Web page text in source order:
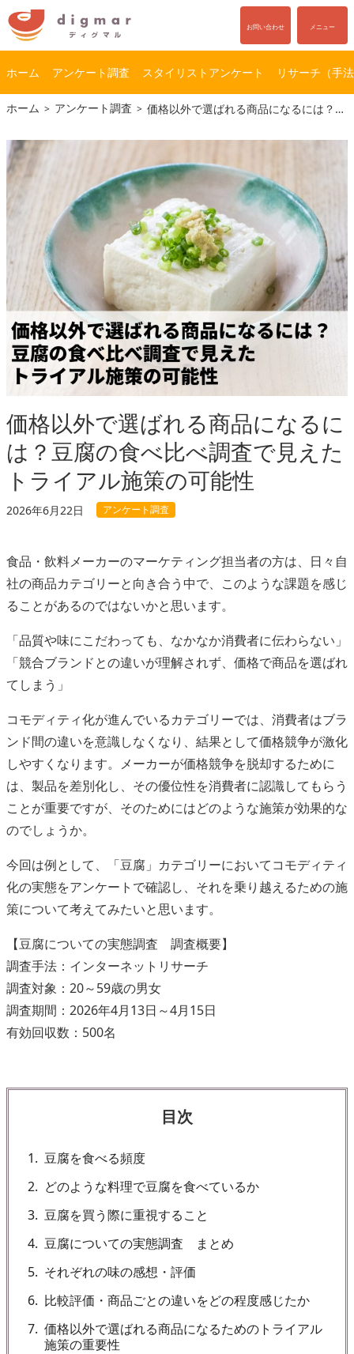
コ
ン
ン
ツ
へ
ス
キ
ナ
ビ
ー
シ
ョ
ン
に
お問い合わせ メニュー
ホーム アンケート調査 スタイリストアンケート リサーチ（手
ホーム アンケート調査 価格以外で選ばれる商品になるには？豆腐の食べ比べ調査で見えたトライアル施策の可能性
価格以外で選ばれる商品になるに
は？豆腐の食べ比べ調査で見えた
トライアル施策の可能性
2026年6月22日 アンケート調査
食品・飲料メーカーのマーケティング担当者の方は、日々自
社の商品カテゴリーと向き合う中で、このような課題を感じ
ることがあるのではないかと思います。
「品質や味にこだわっても、なかなか消費者に伝わらない」
「競合ブランドとの違いが理解されず、価格で商品を選ばれ
てしまう」
コモディティ化が進んでいるカテゴリーでは、消費者はブラ
ンド間の違いを意識しなくなり、結果として価格競争が激化
しやすくなります。メーカーが価格競争を脱却するために
は、製品を差別化し、その優位性を消費者に認識してもらう
ことが重要ですが、そのためにはどのような施策が効果的な
のでしょうか。
今回は例として、「豆腐」カテゴリーにおいてコモディティ
化の実態をアンケートで確認し、それを乗り越えるための施
策について考えてみたいと思います。
【豆腐についての実態調査 調査概要】
調査手法：インターネットリサーチ
調査対象：20～59歳の男女
調査期間：2026年4月13日～4月15日
有効回収数：500名
目次
1
豆腐を食べる頻度
2
どのような料理で豆腐を食べているか
3 豆腐を買う際に重視すること
4 豆腐についての実態調査 まとめ
5 それぞれの味の感想・評価
6 比較評価・商品ごとの違いをどの程度感じたか
7 価格以外で選ばれる商品になるためのトライアル
施策の重要性